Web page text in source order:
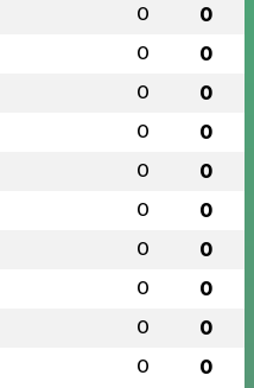
0 0
0 0
0 0
0 0
0 0
0 0
0 0
0 0
0 0
0 0